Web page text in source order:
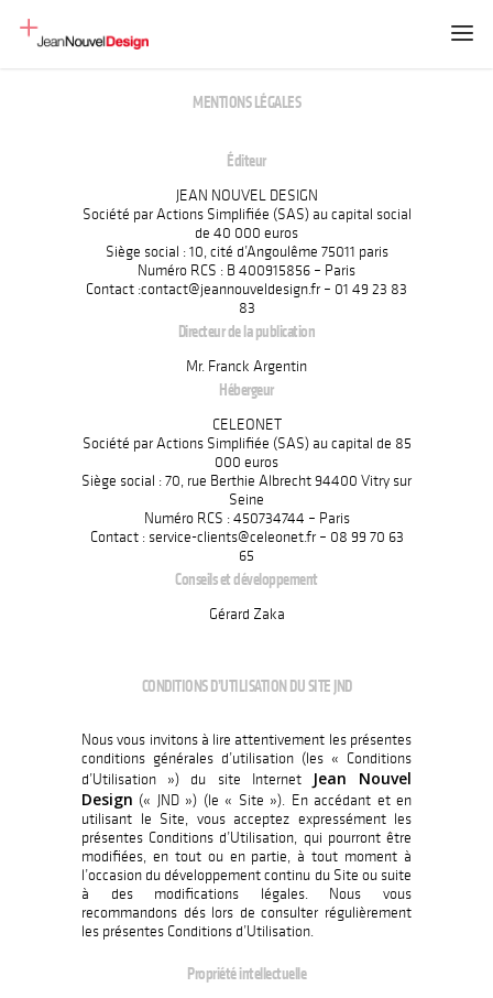
MENTIONS LÉGALES
Éditeur
JEAN NOUVEL DESIGN
Société par Actions Simplifiée (SAS) au capital social
de 40 000 euros
Siège social : 10, cité d’Angoulême 75011 paris
Numéro RCS : B 400915856 – Paris
Contact :contact@jeannouveldesign.fr – 01 49 23 83
83
Directeur de la publication
Mr. Franck Argentin
Hébergeur
CELEONET
Société par Actions Simplifiée (SAS) au capital de 85
000 euros
Siège social : 70, rue Berthie Albrecht 94400 Vitry sur
Seine
Numéro RCS : 450734744 – Paris
Contact : service-clients@celeonet.fr – 08 99 70 63
65
Conseils et développement
Gérard Zaka
CONDITIONS D’UTILISATION DU SITE JND
Nous vous invitons à lire attentivement les présentes
conditions générales d’utilisation (les « Conditions
d’Utilisation ») du site Internet
Jean Nouvel
Design (« JND ») (le « Site »). En accédant et en
utilisant le Site, vous acceptez expressément les
présentes Conditions d’Utilisation, qui pourront être
modifiées, en tout ou en partie, à tout moment à
l’occasion du développement continu du Site ou suite
à des modifications légales. Nous vous
recommandons dés lors de consulter régulièrement
les présentes Conditions d’Utilisation.
Propriété intellectuelle